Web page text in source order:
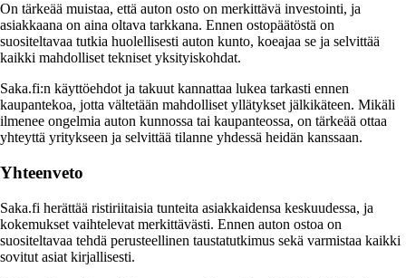
On tärkeää muistaa, että auton osto on merkittävä investointi, ja
asiakkaana on aina oltava tarkkana. Ennen ostopäätöstä on
suositeltavaa tutkia huolellisesti auton kunto, koeajaa se ja selvittää
kaikki mahdolliset tekniset yksityiskohdat.
Saka.fi:n käyttöehdot ja takuut kannattaa lukea tarkasti ennen
kaupantekoa, jotta vältetään mahdolliset yllätykset jälkikäteen. Mikäli
ilmenee ongelmia auton kunnossa tai kaupanteossa, on tärkeää ottaa
yhteyttä yritykseen ja selvittää tilanne yhdessä heidän kanssaan.
Yhteenveto
Saka.fi herättää ristiriitaisia tunteita asiakkaidensa keskuudessa, ja
kokemukset vaihtelevat merkittävästi. Ennen auton ostoa on
suositeltavaa tehdä perusteellinen taustatutkimus sekä varmistaa kaikki
sovitut asiat kirjallisesti.